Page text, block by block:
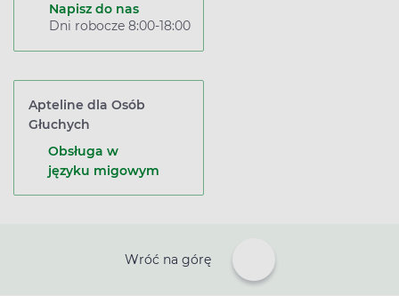
Napisz do nas
Dni robocze 8:00-18:00
Apteline dla Osób
Głuchych
Obsługa w
języku migowym
Wróć na górę